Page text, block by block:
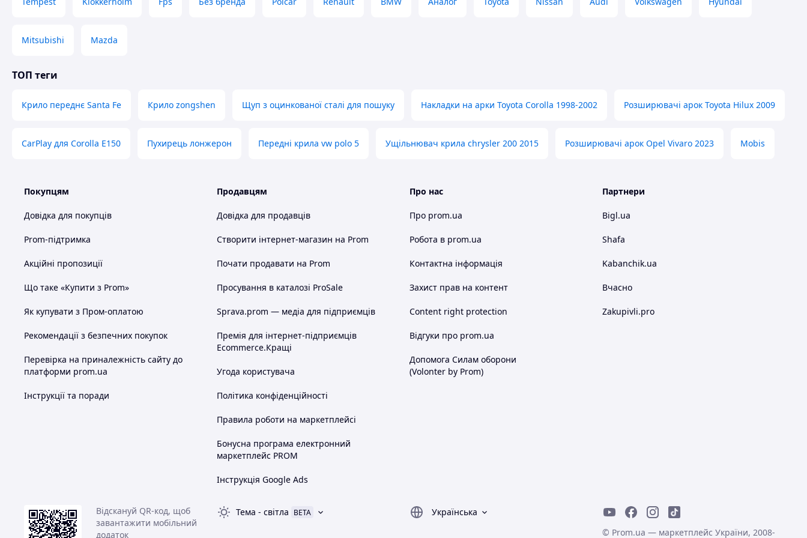
Mitsubishi Mazda
ТОП теги
Крило переднє Santa Fe Крило zongshen Щуп з оцинкованої сталі для пошуку Накладки на арки Toyota Corolla 1998-2002 Розширювачі арок Toyota Hilux 2009
CarPlay для Corolla E150 Пухирець лонжерон Передні крила vw polo 5 Ущільнювач крила chrysler 200 2015 Розширювачі арок Opel Vivaro 2023 Mobis
Покупцям
Довідка для покупців
Prom-підтримка
Акційні пропозиції
Що таке «Купити з Prom»
Як купувати з Пром-оплатою
Рекомендації з безпечних покупок
Перевірка на приналежність сайту до
платформи prom.ua
Інструкції та поради
Продавцям
Довідка для продавців
Створити інтернет-магазин на Prom
Почати продавати на Prom
Просування в каталозі ProSale
Sprava.prom — медіа для підприємців
Премія для інтернет-підприємців
Ecommerce.Кращі
Угода користувача
Політика конфіденційності
Правила роботи на маркетплейсі
Бонусна програма електронний
маркетплейс PROM
Інструкція Google Ads
Про нас
Про prom.ua
Робота в prom.ua
Контактна інформація
Захист прав на контент
Content right protection
Відгуки про prom.ua
Допомога Силам оборони
(Volonter by Prom)
Партнери
Bigl.ua
Shafa
Kabanchik.ua
Вчасно
Zakupivli.pro
Відскануй QR-код, щоб
завантажити мобільний
додаток
Тема - світла BETA
Українська
© Prom.ua — маркетплейс України, 2008-